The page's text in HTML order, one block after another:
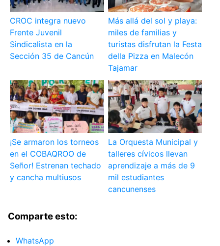
CROC integra nuevo
Frente Juvenil
Sindicalista en la
Sección 35 de Cancún
Más allá del sol y playa:
miles de familias y
turistas disfrutan la Festa
della Pizza en Malecón
Tajamar
¡Se armaron los torneos
en el COBAQROO de
Señor! Estrenan techado
y cancha multiusos
La Orquesta Municipal y
talleres cívicos llevan
aprendizaje a más de 9
mil estudiantes
cancunenses
Comparte esto:
WhatsApp